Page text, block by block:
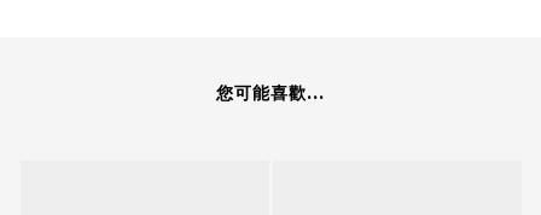
您可能喜歡...